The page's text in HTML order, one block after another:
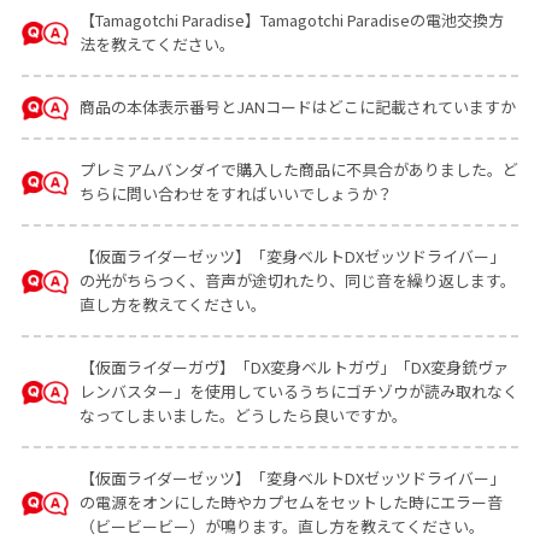
【Tamagotchi Paradise】Tamagotchi Paradiseの電池交換方
法を教えてください。
商品の本体表示番号とJANコードはどこに記載されていますか
プレミアムバンダイで購入した商品に不具合がありました。ど
ちらに問い合わせをすればいいでしょうか？
【仮面ライダーゼッツ】「変身ベルトDXゼッツドライバー」
の光がちらつく、音声が途切れたり、同じ音を繰り返します。
直し方を教えてください。
【仮面ライダーガヴ】「DX変身ベルトガヴ」「DX変身銃ヴァ
レンバスター」を使用しているうちにゴチゾウが読み取れなく
なってしまいました。どうしたら良いですか。
【仮面ライダーゼッツ】「変身ベルトDXゼッツドライバー」
の電源をオンにした時やカプセムをセットした時にエラー音
（ビービービー）が鳴ります。直し方を教えてください。